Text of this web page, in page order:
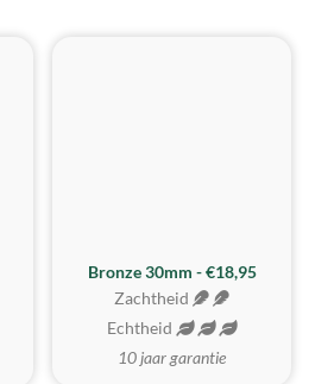
BESTE KOOP
Bronze 30mm - €18,95
Zachtheid
Echtheid
10 jaar garantie